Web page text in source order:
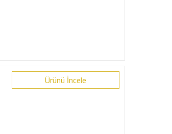
Ürünü İncele